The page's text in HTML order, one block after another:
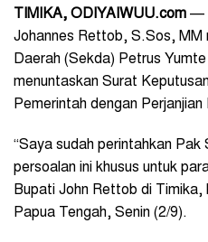
TIMIKA, ODIYAIWUU.com —
Johannes Rettob, S.Sos, MM
Daerah (Sekda) Petrus
menuntaskan Surat
Pemerintah dengan Perjanjian
“Saya sudah perintahkan
persoalan ini khusus untuk
Bupati John Rettob di
Papua Tengah, Senin (2/9).